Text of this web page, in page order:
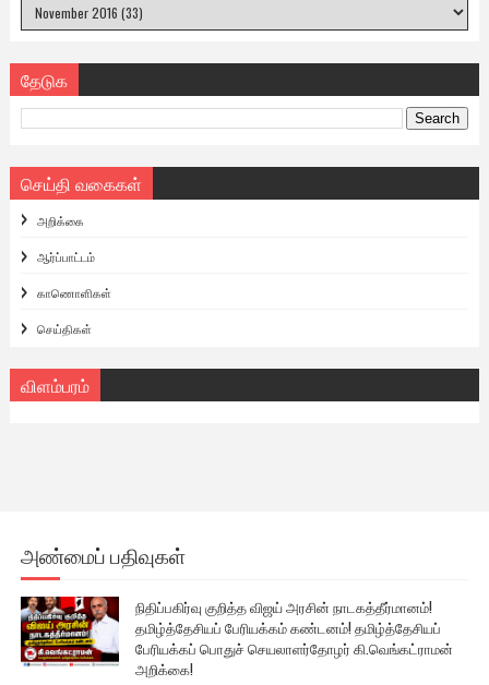
தேடுக
செய்தி வகைகள்
அறிக்கை
ஆர்ப்பாட்டம்
காணொளிகள்
செய்திகள்
விளம்பரம்
அண்மைப் பதிவுகள்
நிதிப்பகிர்வு குறித்த விஜய் அரசின் நாடகத்தீர்மானம்!
தமிழ்த்தேசியப் பேரியக்கம் கண்டனம்! தமிழ்த்தேசியப்
பேரியக்கப் பொதுச் செயலாளர்தோழர் கி.வெங்கட்ராமன்
அறிக்கை!